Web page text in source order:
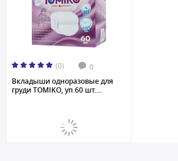
(0) 0
Вкладыши одноразовые для
груди TOMIKO, уп.60 шт....